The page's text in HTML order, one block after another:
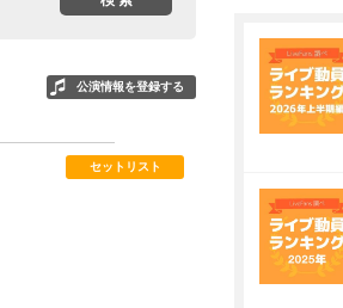
公演情報を登録する
セットリスト